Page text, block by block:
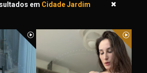
em Cidade Jardim